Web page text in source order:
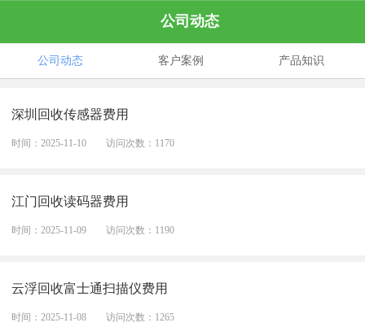
公司动态
公司动态 客户案例 产品知识
深圳回收传感器费用
时间：2025-11-10 访问次数：1170
江门回收读码器费用
时间：2025-11-09 访问次数：1190
云浮回收富士通扫描仪费用
时间：2025-11-08 访问次数：1265